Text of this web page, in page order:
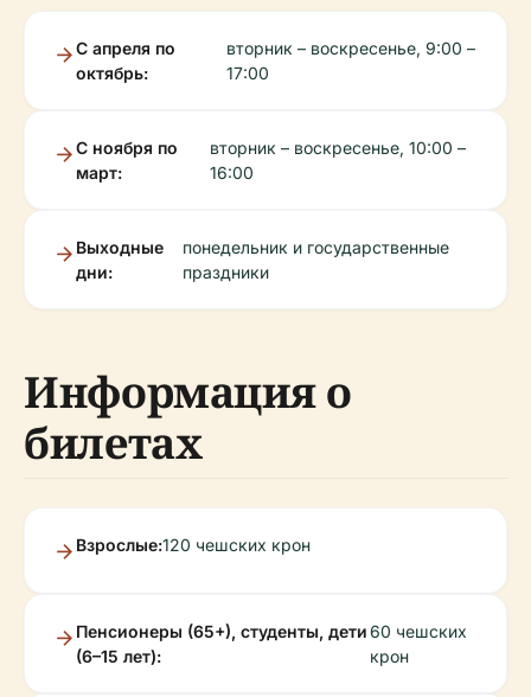
С апреля по
октябрь:
вторник – воскресенье, 9:00 –
17:00
С ноября по
март:
вторник – воскресенье, 10:00 –
16:00
Выходные
дни:
понедельник и государственные
праздники
Информация о
билетах
Взрослые:120 чешских крон
Пенсионеры (65+), студенты, дети
(6–15 лет):
60 чешских
крон